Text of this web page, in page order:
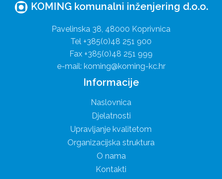
KOMING komunalni inženjering d.o.o.
Pavelinska 38, 48000 Koprivnica
Tel +385(0)48 251 900
Fax +385(0)48 251 999
e-mail: koming@koming-kc.hr
Informacije
Naslovnica
Djelatnosti
Upravljanje kvalitetom
Organizacijska struktura
O nama
Kontakti